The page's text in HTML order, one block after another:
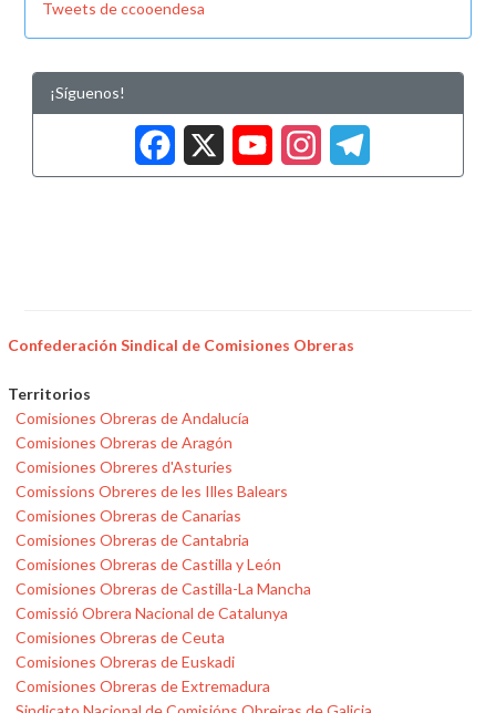
Tweets de ccooendesa
¡Síguenos!
Facebook
X
Confederación Sindical de Comisiones Obreras
Territorios
Comisiones Obreras de Andalucía
Comisiones Obreras de Aragón
Comisiones Obreres d'Asturies
Comissions Obreres de les Illes Balears
Comisiones Obreras de Canarias
Comisiones Obreras de Cantabria
Comisiones Obreras de Castilla y León
Comisiones Obreras de Castilla-La Mancha
Comissió Obrera Nacional de Catalunya
Comisiones Obreras de Ceuta
Comisiones Obreras de Euskadi
Comisiones Obreras de Extremadura